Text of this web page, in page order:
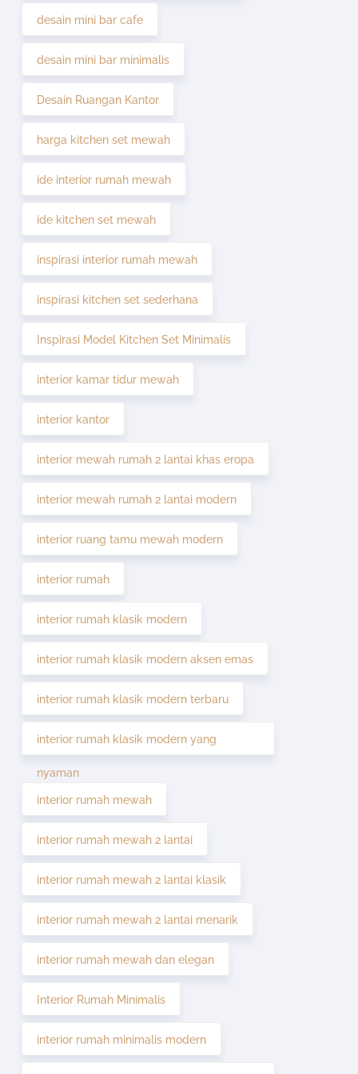
desain mini bar cafe
desain mini bar minimalis
Desain Ruangan Kantor
harga kitchen set mewah
ide interior rumah mewah
ide kitchen set mewah
inspirasi interior rumah mewah
inspirasi kitchen set sederhana
Inspirasi Model Kitchen Set Minimalis
interior kamar tidur mewah
interior kantor
interior mewah rumah 2 lantai khas eropa
interior mewah rumah 2 lantai modern
interior ruang tamu mewah modern
interior rumah
interior rumah klasik modern
interior rumah klasik modern aksen emas
interior rumah klasik modern terbaru
interior rumah klasik modern yang
nyaman
interior rumah mewah
interior rumah mewah 2 lantai
interior rumah mewah 2 lantai klasik
interior rumah mewah 2 lantai menarik
interior rumah mewah dan elegan
Interior Rumah Minimalis
interior rumah minimalis modern